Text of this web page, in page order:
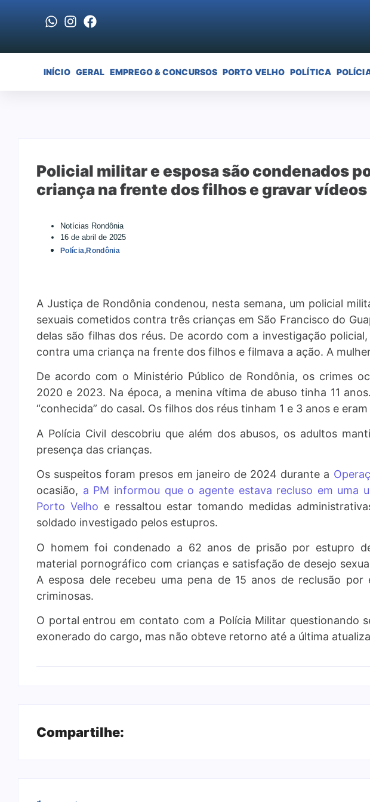
INÍCIO GERAL EMPREGO & CONCURSOS PORTO VELHO POLÍTICA
Policial militar e esposa são condenados
criança na frente dos filhos e gravar
Notícias Rondônia
16 de abril de 2025
Polícia,Rondônia
A Justiça de Rondônia condenou, nesta semana, um policial
sexuais cometidos contra três crianças em São Francisco do
delas são filhas dos réus. De acordo com a investigação
contra uma criança na frente dos filhos e filmava a ação. A
De acordo com o Ministério Público de Rondônia, os crimes
2020 e 2023. Na época, a menina vítima de abuso tinha 11
“conhecida” do casal. Os filhos dos réus tinham 1 e 3 anos e
A Polícia Civil descobriu que além dos abusos, os adultos
presença das crianças.
Os suspeitos foram presos em janeiro de 2024 durante a
ocasião, a PM informou que o agente estava recluso em uma
Porto Velho e ressaltou estar tomando medidas
soldado investigado pelos estupros.
O homem foi condenado a 62 anos de prisão por estupro
material pornográfico com crianças e satisfação de desejo
A esposa dele recebeu uma pena de 15 anos de reclusão por
criminosas.
O portal entrou em contato com a Polícia Militar questionando
exonerado do cargo, mas não obteve retorno até a última
Compartilhe: